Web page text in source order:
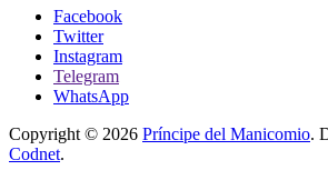
Facebook
Twitter
Instagram
Telegram
WhatsApp
Copyright © 2026 Príncipe del Manicomio.
Codnet.